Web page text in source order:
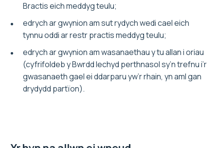
Bractis eich meddyg teulu;
edrych ar gwynion am sut rydych wedi cael eich
tynnu oddi ar restr practis meddyg teulu;
edrych ar gwynion am wasanaethau y tu allan i oriau
(cyfrifoldeb y Bwrdd Iechyd perthnasol sy’n trefnu i’r
gwasanaeth gael ei ddarparu yw’r rhain, yn aml gan
drydydd partïon).